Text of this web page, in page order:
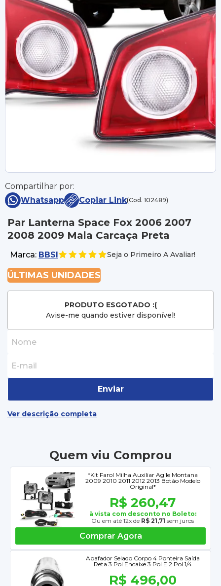
Compartilhar por:
Whatsapp
Copiar Link(Cod. 102489)
Par Lanterna Space Fox 2006 2007
2008 2009 Mala Carcaça Preta
Marca: BBSI Seja o Primeiro A Avaliar!
ÚLTIMAS UNIDADES
PRODUTO ESGOTADO :(
Avise-me quando estiver disponível!
Enviar
Ver descrição completa
Quem viu Comprou
*Kit Farol Milha Auxiliar Agile Montana
2009 2010 2011 2012 2013 Botão Modelo
Original*
R$ 260,47
à vista com desconto no Boleto:
Ou em até 12x de R$ 21,71 sem juros
Comprar Agora
Abafador Selado Corpo 4 Ponteira Saída
Reta 3 Pol Encaixe 3 Pol E 2 Pol 1/4
R$ 496,00